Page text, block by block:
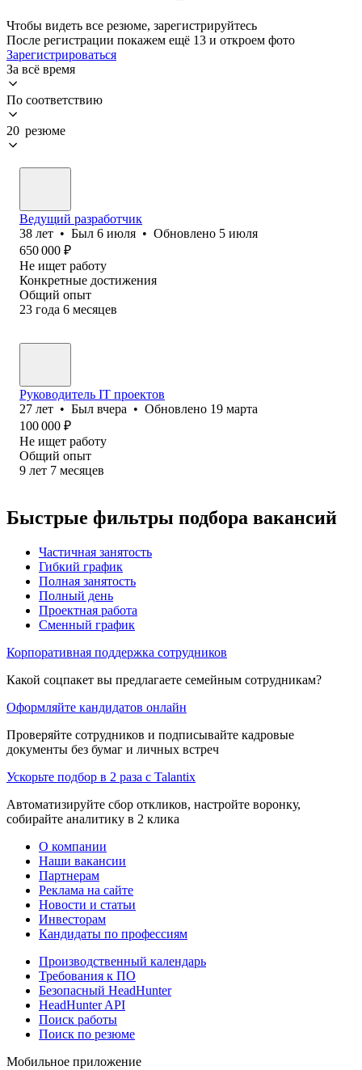
Чтобы видеть все резюме, зарегистрируйтесь
После регистрации покажем ещё 13 и откроем фото
Зарегистрироваться
За всё время
По соответствию
20 резюме
Ведущий разработчик
38 лет • Был 6 июля • Обновлено 5 июля
650 000 ₽
Не ищет работу
Конкретные достижения
Общий опыт
23 года 6 месяцев
Руководитель IT проектов
27 лет • Был вчера • Обновлено 19 марта
100 000 ₽
Не ищет работу
Общий опыт
9 лет 7 месяцев
Быстрые фильтры подбора вакансий
Частичная занятость
Гибкий график
Полная занятость
Полный день
Проектная работа
Сменный график
Корпоративная поддержка сотрудников
Какой соцпакет вы предлагаете семейным сотрудникам?
Оформляйте кандидатов онлайн
Проверяйте сотрудников и подписывайте кадровые
документы без бумаг и личных встреч
Ускорьте подбор в 2 раза с Talantix
Автоматизируйте сбор откликов, настройте воронку,
собирайте аналитику в 2 клика
О компании
Наши вакансии
Партнерам
Реклама на сайте
Новости и статьи
Инвесторам
Кандидаты по профессиям
Производственный календарь
Требования к ПО
Безопасный HeadHunter
HeadHunter API
Поиск работы
Поиск по резюме
Мобильное приложение